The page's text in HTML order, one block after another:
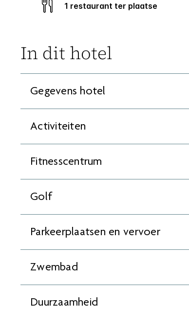
1 restaurant ter plaatse
In dit hotel
Gegevens hotel
Activiteiten
Fitnesscentrum
Golf
Parkeerplaatsen en vervoer
Zwembad
Duurzaamheid